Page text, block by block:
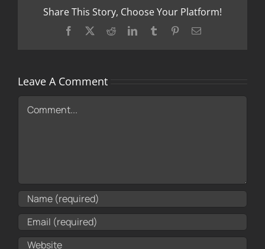
Share This Story, Choose Your Platform!
Facebook RedditLinkedInTumblr PinterestEmail
Leave A Comment
Comment